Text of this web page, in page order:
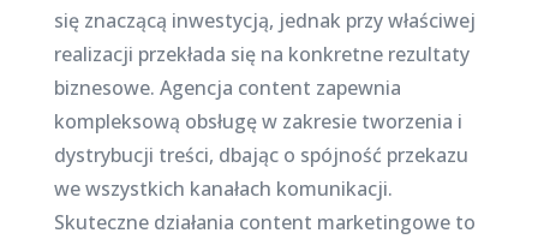
się znaczącą inwestycją, jednak przy właściwej
realizacji przekłada się na konkretne rezultaty
biznesowe. Agencja content zapewnia
kompleksową obsługę w zakresie tworzenia i
dystrybucji treści, dbając o spójność przekazu
we wszystkich kanałach komunikacji.
Skuteczne działania content marketingowe to